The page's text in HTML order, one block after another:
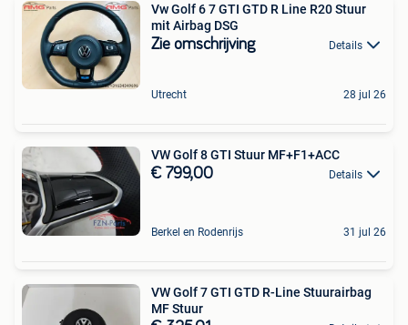
Vw Golf 6 7 GTI GTD R Line R20 Stuur
mit Airbag DSG
Zie omschrijving Details
Utrecht 28 jul 26
VW Golf 8 GTI Stuur MF+F1+ACC
€ 799,00 Details
Berkel en Rodenrijs 31 jul 26
VW Golf 7 GTI GTD R-Line Stuurairbag
MF Stuur